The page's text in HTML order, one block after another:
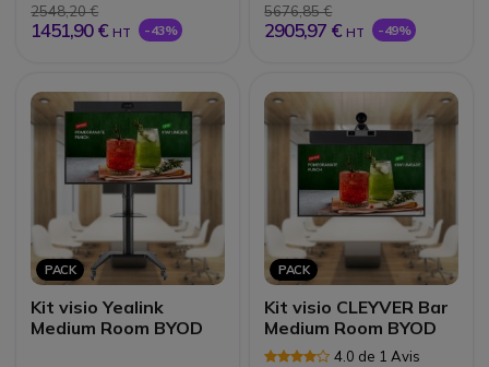
2548,20 €
1451,90 € HT -43%
5676,85 €
2905,97 € HT -49%
PACK
Kit visio Yealink
Medium Room BYOD
PACK
Kit visio CLEYVER Bar
Medium Room BYOD
4.0 de 1 Avis